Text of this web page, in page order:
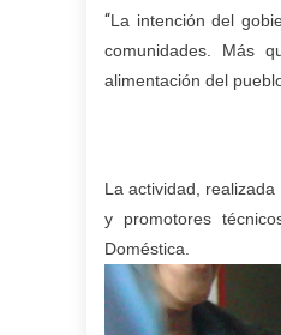
“La intención del
comunidades. Más
alimentación del
La actividad,
y promotores
Doméstica.